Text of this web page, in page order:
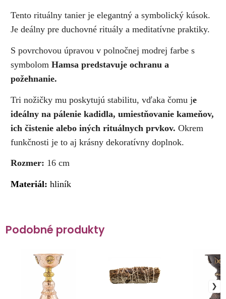
Tento rituálny tanier je elegantný a symbolický kúsok.
Je deálny pre duchovné rituály a meditatívne praktiky.
S povrchovou úpravou v polnočnej modrej farbe s
symbolomHamsa predstavuje ochranu a
požehnanie.
Tri nožičky mu poskytujú stabilitu, vďaka čomu je
ideálny na pálenie kadidla, umiestňovanie kameňov,
ich čistenie alebo iných rituálnych prvkov. Okrem
funkčnosti je to aj krásny dekoratívny doplnok.
Rozmer: 16 cm
Materiál:hliník
Podobné produkty